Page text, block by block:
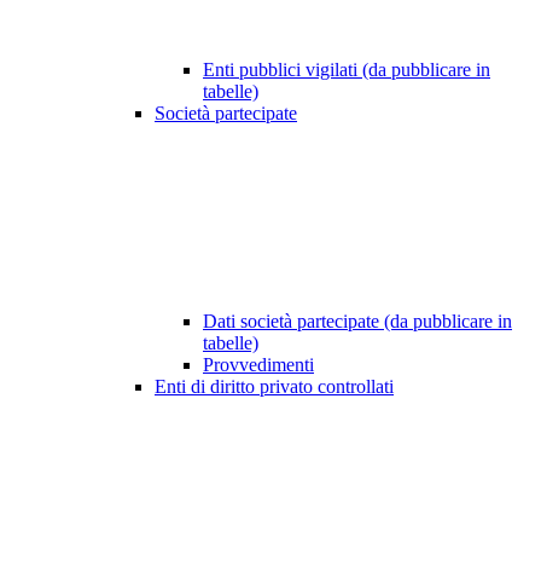
Enti pubblici vigilati (da pubblicare in
tabelle)
Società partecipate
Dati società partecipate (da pubblicare in
tabelle)
Provvedimenti
Enti di diritto privato controllati